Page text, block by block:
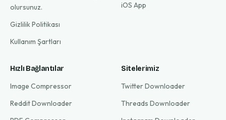
olursunuz.
Gizlilik Politikası
Kullanım Şartları
iOS App
Hızlı Bağlantılar
Image Compressor
Reddit Downloader
Sitelerimiz
Twitter Downloader
Threads Downloader